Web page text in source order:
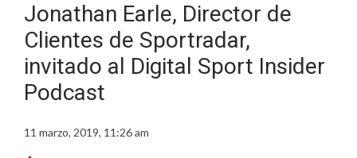
Jonathan Earle, Director de
Clientes de Sportradar,
invitado al Digital Sport Insider
Podcast
11 marzo, 2019, 11:26 am